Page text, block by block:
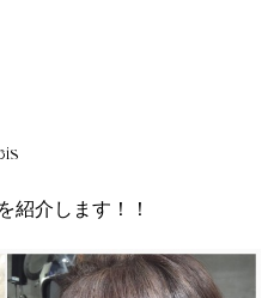
紹介します！！